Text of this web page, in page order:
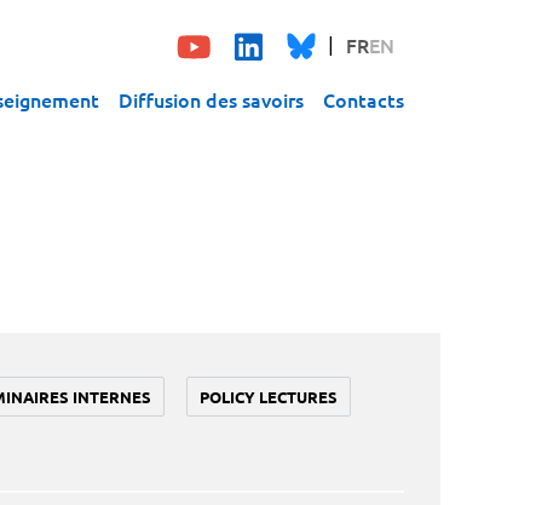
FREN
Diffusion des savoirs Contacts
INTERNES POLICY LECTURES